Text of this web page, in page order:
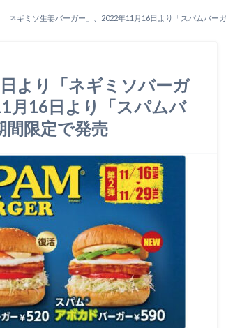
ネギミソ生姜バーガー」、2022年11月16日より「スパムバー
より「ネギミソバーガ
月16日より「スパムバ
間限定で発売